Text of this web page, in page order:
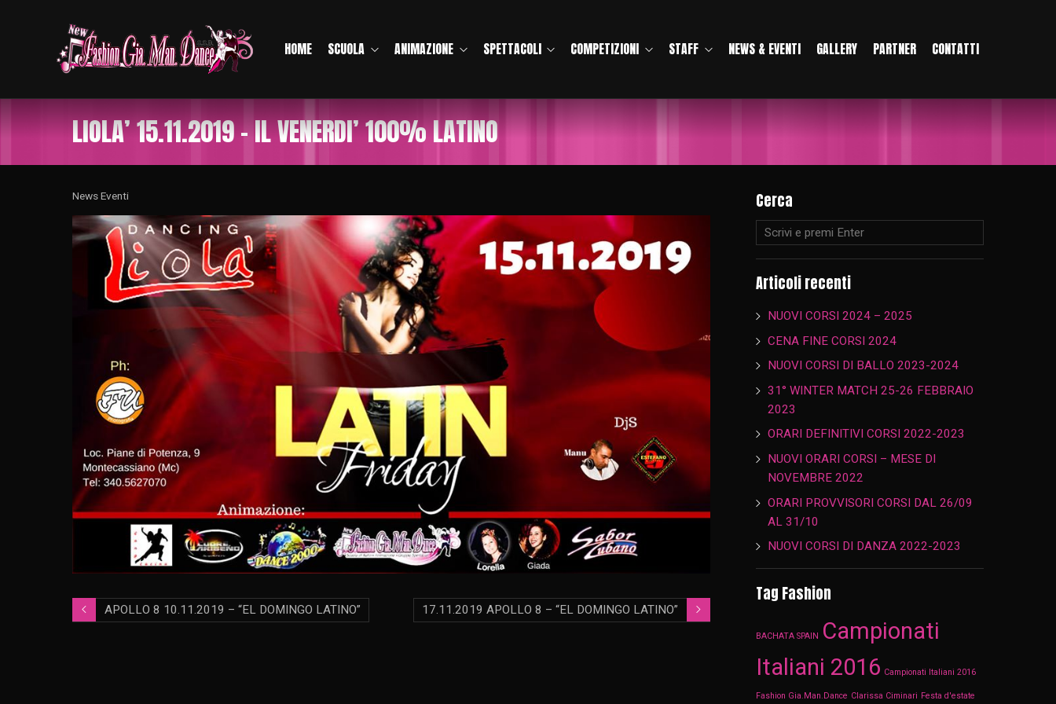
HOME SCUOLA ANIMAZIONE SPETTACOLI COMPETIZIONI STAFF NEWS & EVENTI GALLERY PARTNER CONTATTI
LIOLA’ 15.11.2019 – IL VENERDI’ 100% LATINO
News Eventi
APOLLO 8 10.11.2019 – “EL DOMINGO LATINO” 17.11.2019 APOLLO 8 – “EL DOMINGO LATINO”
Cerca
Articoli recenti
NUOVI CORSI 2024 – 2025
CENA FINE CORSI 2024
NUOVI CORSI DI BALLO 2023-2024
31° WINTER MATCH 25-26 FEBBRAIO
2023
ORARI DEFINITIVI CORSI 2022-2023
NUOVI ORARI CORSI – MESE DI
NOVEMBRE 2022
ORARI PROVVISORI CORSI DAL 26/09
AL 31/10
NUOVI CORSI DI DANZA 2022-2023
Tag Fashion
BACHATA SPAIN Campionati
Italiani 2016 Campionati Italiani 2016
Fashion Gia.Man.Dance Clarissa Ciminari Festa d'estate